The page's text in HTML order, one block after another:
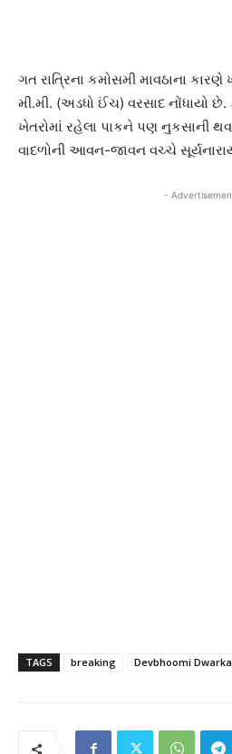
ગત રાત્રિના કમોસમી માવઠાના કારણે
મી.મી. (અડધો ઈંચ) વરસાદ નોંધાયો
ખેતરોમાં રહેલા પાકને પણ નુકસાની
વાદળોની આવન-જાવન વચ્ચે
-
TAGS breaking Devbhoomi Dwarka